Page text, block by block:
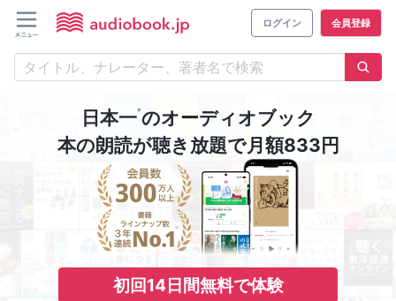
ログイン 会員登録
日本一※のオーディオブック
本の朗読が聴き放題で月額833円
初回14日間無料で体験